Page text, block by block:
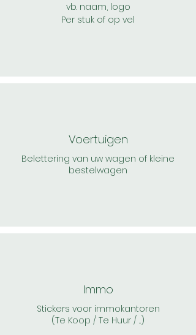
vb. naam, logo
Per stuk of op vel
Voertuigen
Belettering van uw wagen of kleine
bestelwagen
Immo
Stickers voor immokantoren
(Te Koop / Te Huur / ...)